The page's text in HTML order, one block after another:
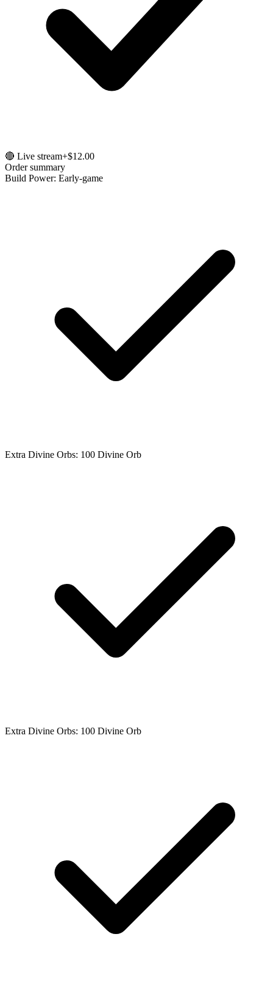
🔴 Live stream+$12.00
Order summary
Build Power: Early-game
Extra Divine Orbs: 100 Divine Orb
Extra Divine Orbs: 100 Divine Orb